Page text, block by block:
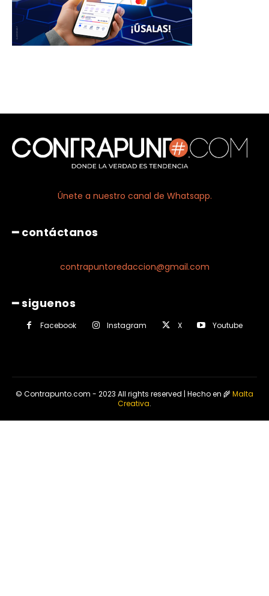
Únete a nuestro canal de Whatsapp.
━ contáctanos
contrapuntoredaccion@gmail.com
━ siguenos
Facebook Instagram X Youtube
© Contrapunto.com - 2023 All rights reserved | Hecho en 🌾Malta
Creativa.